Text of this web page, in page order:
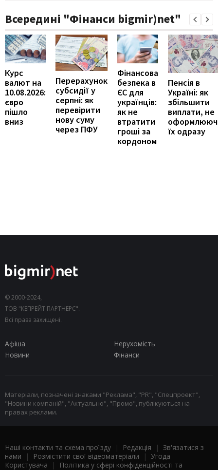
Всередині "Фінанси bigmir)net"
Курс
валют на
10.08.2026:
євро
пішло
вниз
Перерахунок
субсидії у
серпні: як
перевірити
нову суму
через ПФУ
Фінансова
безпека в
ЄС для
українців:
як не
втратити
гроші за
кордоном
Пенсія в
Україні: як
збільшити
виплати, не
їх одразу
© 2000-2024,
ТОВ "КЕПРЕЙТ ПАРТНЕРС".
Всі права захищені.
Афіша
Нерухомість
Новини
Фінанси
Матеріали, позначені знаками "Реклама", "PR", "Спецпроект",
"Новини компаній", "Актуально", "Промо", публікуються на
правах реклами.
Наші контакти та схема проїзду | Редакція | Зв'язатися з
нами | Розмістити свої відеоматеріали | Угода
Користувача |
Політика у сфері конфіденційності та